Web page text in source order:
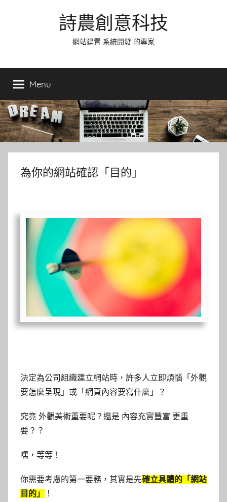
詩農創意科技
網站建置 系統開發 的專家
Menu
為你的網站確認「目的」
決定為公司組織建立網站時，許多人立即煩惱「外觀
要怎麼呈現」或「網頁內容要寫什麼」？
究竟 外觀美術重要呢？還是 內容充實豐富 更重
要？？
嘿，等等！
你需要考慮的第一要務，其實是先確立具體的「網站
目的」
！